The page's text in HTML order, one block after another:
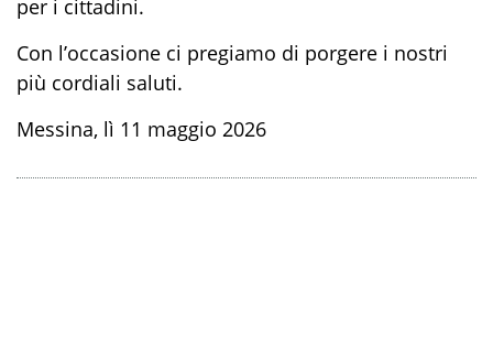
per i cittadini.
Con l’occasione ci pregiamo di porgere i nostri
più cordiali saluti.
Messina, lì 11 maggio 2026